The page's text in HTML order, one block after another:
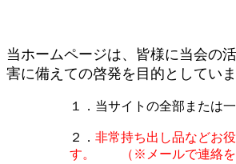
当ホームページは、皆様に当会の
害に備えての啓発を目的としてい
１．当サイトの全部または
２． 非常持ち出し品などお
す。
（※メールで連絡